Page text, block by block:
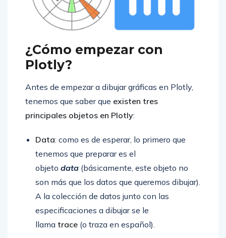
¿Cómo empezar con
Plotly?
Antes de empezar a dibujar gráficas en Plotly,
tenemos que saber que existen tres
principales objetos en Plotly:
Data: como es de esperar, lo primero que
tenemos que preparar es el
objeto data (básicamente, este objeto no
son más que los datos que queremos dibujar).
A la colección de datos junto con las
especificaciones a dibujar se le
llama trace (o traza en español).